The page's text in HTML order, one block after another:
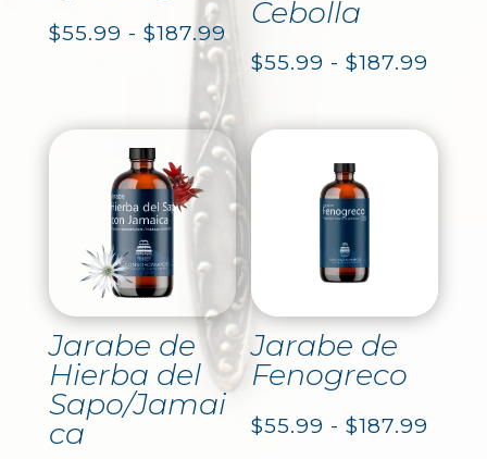
$55.99 - $187.99Rango
de
precios:
desde
$55.99
$187.99
Cebolla
$55.99 - $187.99
Jarabe de
Hierba del
Sapo/Jamai
ca
Jarabe de
Fenogreco
$55.99 - $187.99